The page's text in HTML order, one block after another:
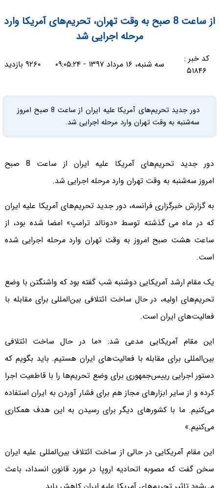
از ساعت 8 صبح به وقت تهران، تحریم‌های آمریکا وارد
مرحله اجرایی شد
کد خبر :
۵۱۸۴۶
سه شنبه، ۱۶ مرداد ۱۳۹۷ - ۰۹:۰۵:۲۴ ۹۲۶۰ بازدید
دور جدید تحریم‌های آمریکا علیه ایران از ساعت 8 صبح امروز
سه‌شنبه به وقت تهران وارد مرحله اجرایی شد.
دور جدید تحریم‌های آمریکا علیه ایران از ساعت 8 صبح
امروز سه‌شنبه به وقت تهران وارد مرحله اجرایی شد.
به گزارش خبرگزاری فرانسه، دور جدید تحریم‌های آمریکا علیه ایران
که در ماه می گذشته توسط «دونالد ترامپ» امضا شده بود، از
ساعت هشت صبح امروز به وقت تهران وارد مرحله اجرایی شده
است.
یک مقام ارشد آمریکایی دوشنبه شب گفته بود که واشنگتن با وضع
تحریم‌های اولیه، در حال ساخت ائتلافی بین‌المللی برای مقابله با
فعالیت‌های ایران است.
این مقام آمریکایی مدعی شد: «ما در حال ساخت ائتلافی
بین‌المللی برای مقابله با فعالیت‌های ایران هستیم. باید بگویم که
دستور اجرایی رییس‌جمهوری برای وضع تحریم‌ها را با قاطعیت اجرا
کرده و از سایر ابزار‌های مجاز هم برای فشار آوردن به ایران استفاده
می‌کنیم. ما با کشور‌های دیگر برای رسیدن به این هدف همکاری
می‌کنیم.»
این مقام آمریکایی در حالی از ساخت ائتلاف بین‌المللی علیه ایران
سخن گفت که مصوبه اتحادیه اروپا در مورد قانون انسداد، باعث